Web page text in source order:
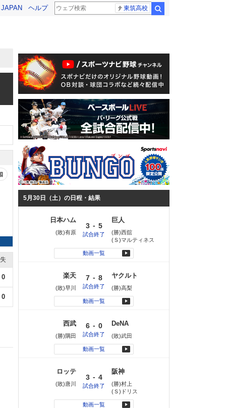
ヘルプ 東筑高校
失
0
0
5月30日（土）の日程・結果
日本ハム
(敗)有原
3 - 5
試合終了
巨人
(勝)西舘
(Ｓ)マルティネス
動画一覧
楽天
(敗)早川
7 - 8
試合終了
ヤクルト
(勝)高梨
動画一覧
西武
(勝)隅田
6 - 0
試合終了
DeNA
(敗)武田
動画一覧
ロッテ
(敗)唐川
3 - 4
試合終了
阪神
(勝)村上
(Ｓ)ドリス
動画一覧